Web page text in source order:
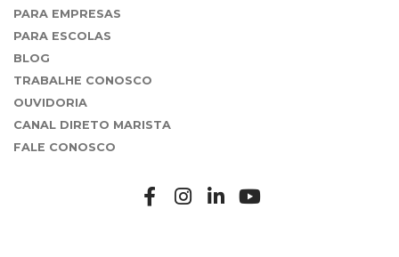
PARA EMPRESAS
PARA ESCOLAS
BLOG
TRABALHE CONOSCO
OUVIDORIA
CANAL DIRETO MARISTA
FALE CONOSCO